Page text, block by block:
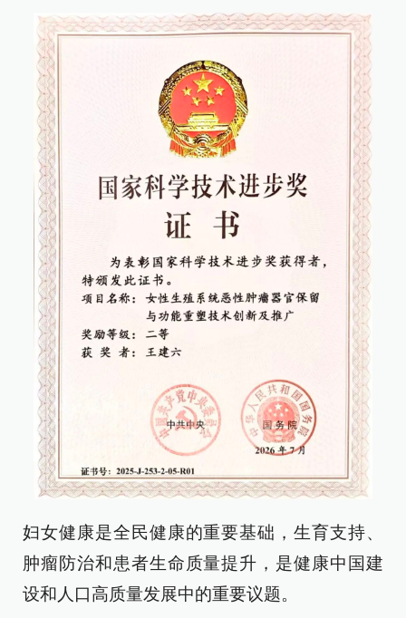
妇女健康是全民健康的重要基础，生育支持、
肿瘤防治和患者生命质量提升，是健康中国建
设和人口高质量发展中的重要议题。